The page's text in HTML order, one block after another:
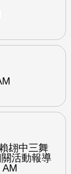
翃中三舞
活動報導